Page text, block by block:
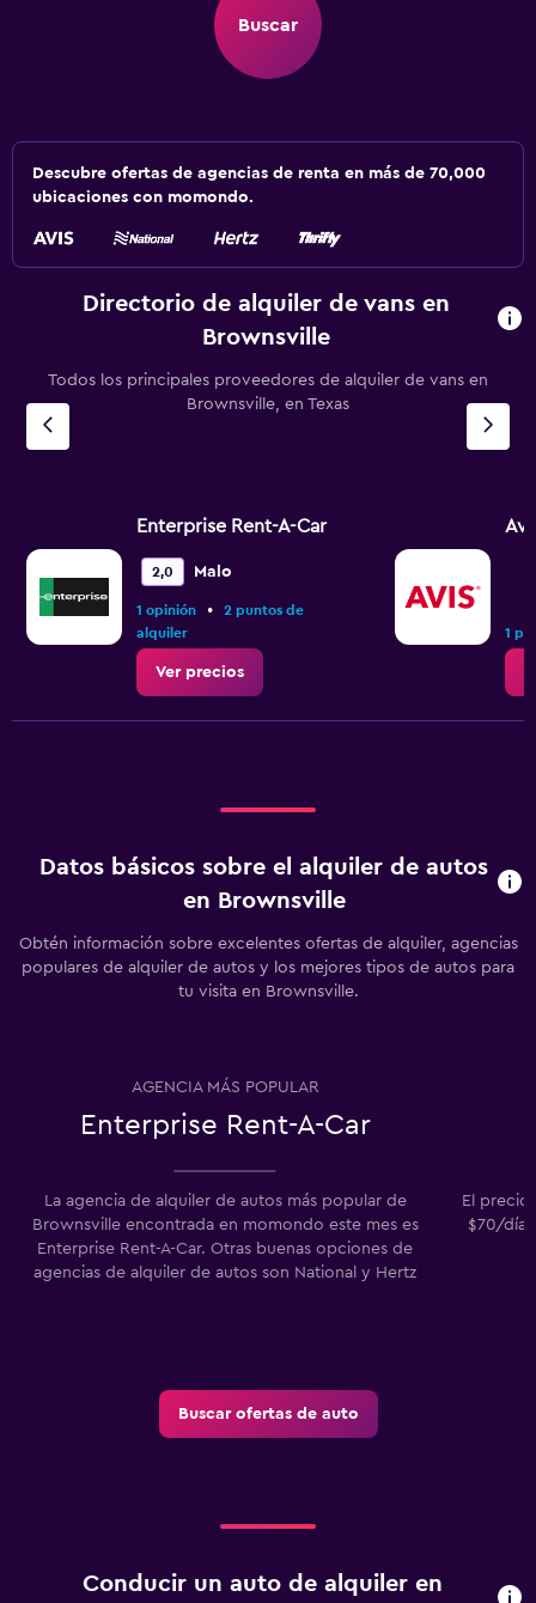
Buscar
Descubre ofertas de agencias de renta en más de 70,000
ubicaciones con momondo.
Directorio de alquiler de vans en
Brownsville
Todos los principales proveedores de alquiler de vans en
Brownsville, en Texas
Enterprise Rent-A-Car
2,0 Malo
1 opinión •
2 puntos de
alquiler
Ver precios
1
Datos básicos sobre el alquiler de autos
en Brownsville
Obtén información sobre excelentes ofertas de alquiler, agencias
populares de alquiler de autos y los mejores tipos de autos para
tu visita en Brownsville.
AGENCIA MÁS POPULAR
Enterprise Rent-A-Car
La agencia de alquiler de autos más popular de
Brownsville encontrada en momondo este mes es
Enterprise Rent-A-Car. Otras buenas opciones de
agencias de alquiler de autos son National y Hertz
El precio
$70/día.
Buscar ofertas de auto
Conducir un auto de alquiler en